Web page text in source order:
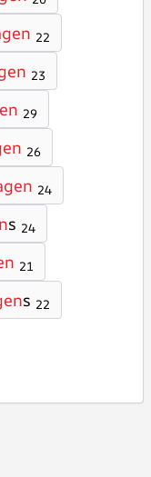
22
23
29
26
24
s 24
21
s 22